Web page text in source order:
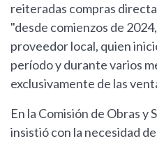
reiteradas compras
"desde comienzos de
proveedor local, quien
período y durante varios
exclusivamente de las
En la Comisión de Obras y
insistió con la necesidad